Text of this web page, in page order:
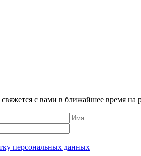
с вами в ближайшее время на
персональных данных